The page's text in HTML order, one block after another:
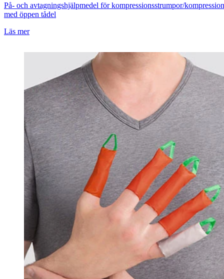
På- och avtagningshjälpmedel för kompressionsstrumpor/
med öppen tådel
Läs mer